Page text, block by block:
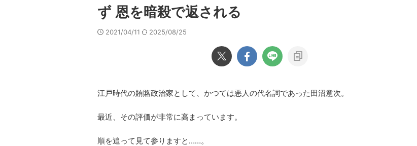
ず 恩を暗殺で返される
2021/04/11 2025/08/25
江戸時代の賄賂政治家として、かつては悪人の代名詞であった田沼意次。
最近、その評価が非常に高まっています。
順を追って見て参りますと……。